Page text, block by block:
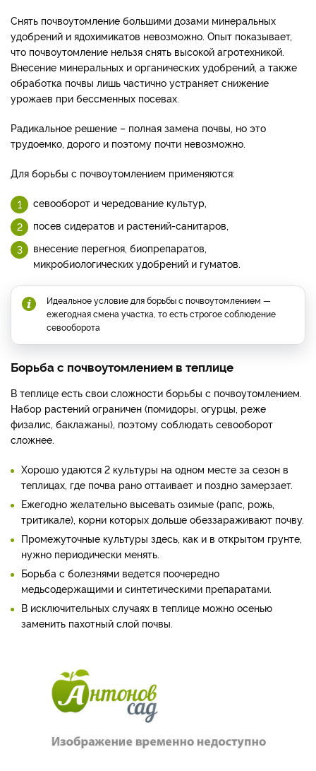
Снять почвоутомление большими дозами минеральных
удобрений и ядохимикатов невозможно. Опыт показывает,
что почвоутомление нельзя снять высокой агротехникой.
Внесение минеральных и органических удобрений, а также
обработка почвы лишь частично устраняет снижение
урожаев при бессменных посевах.
Радикальное решение – полная замена почвы, но это
трудоемко, дорого и поэтому почти невозможно.
Для борьбы с почвоутомлением применяются:
севооборот и чередование культур,
посев сидератов и растений-санитаров,
внесение перегноя, биопрепаратов,
микробиологических удобрений и гуматов.
Идеальное условие для борьбы с почвоутомлением —
ежегодная смена участка, то есть строгое соблюдение
севооборота
Борьба с почвоутомлением в теплице
В теплице есть свои сложности борьбы с почвоутомлением.
Набор растений ограничен (помидоры, огурцы, реже
физалис, баклажаны), поэтому соблюдать севооборот
сложнее.
Хорошо удаются 2 культуры на одном месте за сезон в
теплицах, где почва рано оттаивает и поздно замерзает.
Ежегодно желательно высевать озимые (рапс, рожь,
тритикале), корни которых дольше обеззараживают почву.
Промежуточные культуры здесь, как и в открытом грунте,
нужно периодически менять.
Борьба с болезнями ведется поочередно
медьсодержащими и синтетическими препаратами.
В исключительных случаях в теплице можно осенью
заменить пахотный слой почвы.